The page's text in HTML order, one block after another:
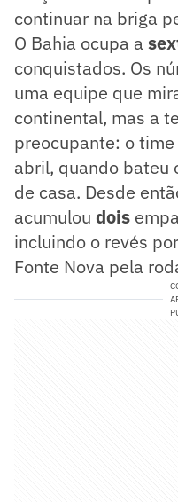
continuar na briga
O Bahia ocupa a
conquistados. Os
uma equipe que
continental, mas a
preocupante: o
abril, quando bateu
de casa. Desde
acumulou dois
incluindo o revés
Fonte Nova pela